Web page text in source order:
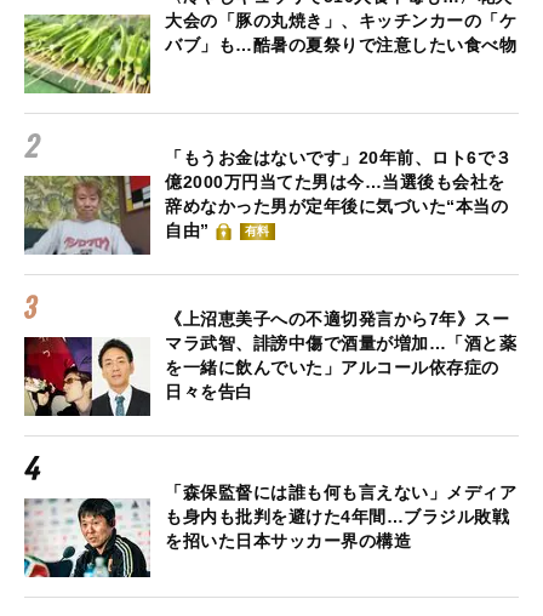
大会の「豚の丸焼き」、キッチンカーの「ケ
バブ」も…酷暑の夏祭りで注意したい食べ物
「もうお金はないです」20年前、ロト6で３
億2000万円当てた男は今…当選後も会社を
辞めなかった男が定年後に気づいた“本当の
自由”
有料
《上沼恵美子への不適切発言から7年》スー
マラ武智、誹謗中傷で酒量が増加…「酒と薬
を一緒に飲んでいた」アルコール依存症の
日々を告白
「森保監督には誰も何も言えない」メディア
も身内も批判を避けた4年間…ブラジル敗戦
を招いた日本サッカー界の構造